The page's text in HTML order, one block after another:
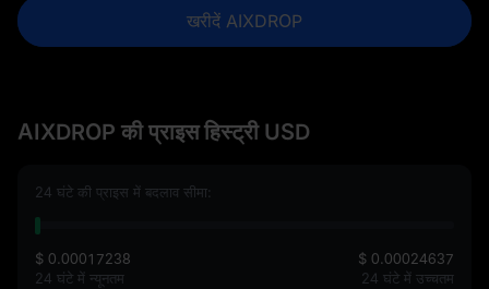
खरीदें AIXDROP
AIXDROP की प्राइस हिस्ट्री USD
24 घंटे की प्राइस में बदलाव सीमा:
$ 0.00017238
24 घंटे में न्यूनतम
$ 0.00024637
24 घंटे में उच्चतम